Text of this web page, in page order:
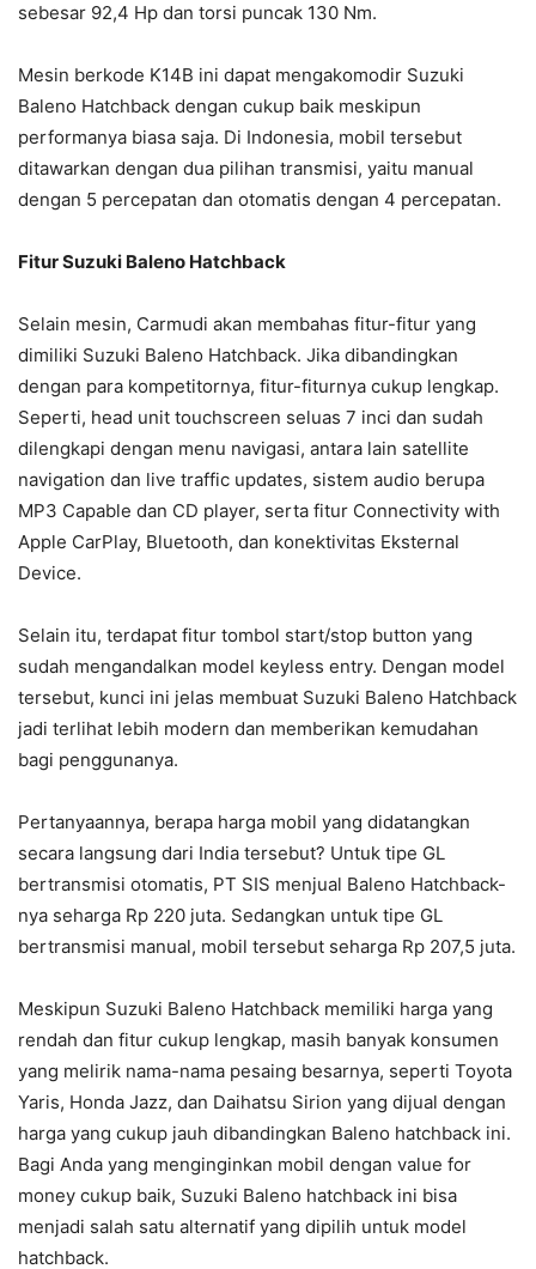
sebesar 92,4 Hp dan torsi puncak 130 Nm.
Mesin berkode K14B ini dapat mengakomodir Suzuki
Baleno Hatchback dengan cukup baik meskipun
performanya biasa saja. Di Indonesia, mobil tersebut
ditawarkan dengan dua pilihan transmisi, yaitu manual
dengan 5 percepatan dan otomatis dengan 4 percepatan.
Fitur Suzuki Baleno Hatchback
Selain mesin, Carmudi akan membahas fitur-fitur yang
dimiliki Suzuki Baleno Hatchback. Jika dibandingkan
dengan para kompetitornya, fitur-fiturnya cukup lengkap.
Seperti, head unit touchscreen seluas 7 inci dan sudah
dilengkapi dengan menu navigasi, antara lain satellite
navigation dan live traffic updates, sistem audio berupa
MP3 Capable dan CD player, serta fitur Connectivity with
Apple CarPlay, Bluetooth, dan konektivitas Eksternal
Device.
Selain itu, terdapat fitur tombol start/stop button yang
sudah mengandalkan model keyless entry. Dengan model
tersebut, kunci ini jelas membuat Suzuki Baleno Hatchback
jadi terlihat lebih modern dan memberikan kemudahan
bagi penggunanya.
Pertanyaannya, berapa harga mobil yang didatangkan
secara langsung dari India tersebut? Untuk tipe GL
bertransmisi otomatis, PT SIS menjual Baleno Hatchback-
nya seharga Rp 220 juta. Sedangkan untuk tipe GL
bertransmisi manual, mobil tersebut seharga Rp 207,5 juta.
Meskipun Suzuki Baleno Hatchback memiliki harga yang
rendah dan fitur cukup lengkap, masih banyak konsumen
yang melirik nama-nama pesaing besarnya, seperti Toyota
Yaris, Honda Jazz, dan Daihatsu Sirion yang dijual dengan
harga yang cukup jauh dibandingkan Baleno hatchback ini.
Bagi Anda yang menginginkan mobil dengan value for
money cukup baik, Suzuki Baleno hatchback ini bisa
menjadi salah satu alternatif yang dipilih untuk model
hatchback.